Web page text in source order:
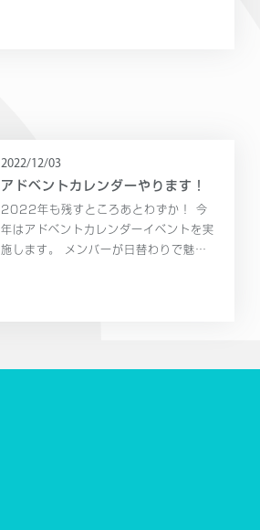
2022/12/03
アドベントカレンダーやります！
2022年も残すところあとわずか！ 今
年はアドベントカレンダーイベントを実
施します。 メンバーが日替わりで魅力